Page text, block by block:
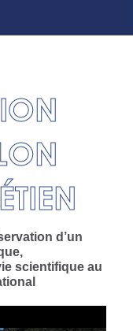
d’un
scientifique au